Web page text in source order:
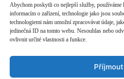
Abychom poskytli co nejlepší služby, používáme
informacím o zařízení, technologie jako jsou
technologiemi nám umožní zpracovávat údaje,
jedinečná ID na tomto webu. Nesouhlas nebo
ovlivnit určité vlastnosti a funkce.
Příjmout
umělce.